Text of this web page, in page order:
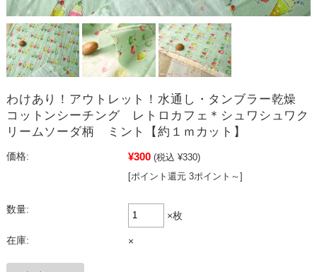
わけあり！アウトレット！水通し・タンブラー乾燥
コットンシーチング レトロカフェ＊シュワシュワク
リームソーダ柄 ミント【約１ｍカット】
価格: ¥300 (税込 ¥330)
[ポイント還元 3ポイント～]
数量:
×枚
在庫: ×